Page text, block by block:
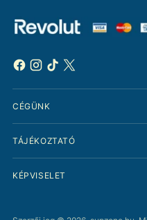
CÉGÜNK
TÁJÉKOZTATÓ
KÉPVISELET